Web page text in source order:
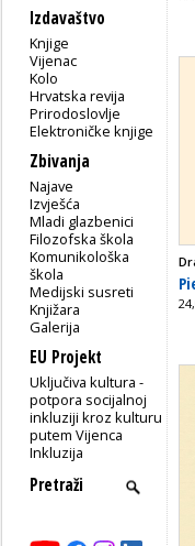
Izdavaštvo
Knjige
Vijenac
Kolo
Hrvatska revija
Prirodoslovlje
Elektroničke knjige
Zbivanja
Najave
Izvješća
Mladi glazbenici
Filozofska škola
Komunikološka
škola
Medijski susreti
Knjižara
Galerija
EU Projekt
Uključiva kultura -
potpora socijalnoj
inkluziji kroz kulturu
putem Vijenca
Inkluzija